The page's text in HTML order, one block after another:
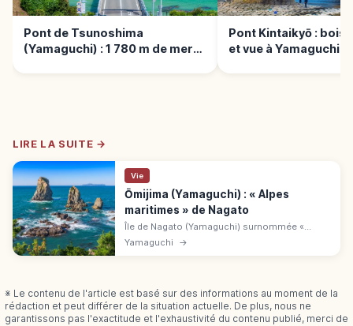
Pont de Tsunoshima
(Yamaguchi) : 1 780 m de mer
Pont Kintaikyō : bois,
et vue à Yamaguchi
LIRE LA SUITE →
Vie
Ōmijima (Yamaguchi) : « Alpes
maritimes » de Nagato
Île de Nagato (Yamaguchi) surnommée «
Alpes maritimes » : falaises, grottes et
rochers sculptés. Croisière, sentiers, plongée
Yamaguchi →
※ Le contenu de l'article est basé sur des informations au moment de la
rédaction et peut différer de la situation actuelle. De plus, nous ne
garantissons pas l'exactitude et l'exhaustivité du contenu publié, merci de